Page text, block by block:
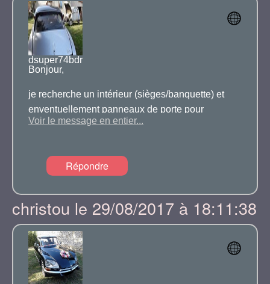
dsuper74bdr
Bonjour,
je recherche un intérieur (sièges/banquette) et
enventuellement panneaux de porte pour
DSUPER de 74 couleur caramel en région Rhône
merci d'avance
Voir le message en entier...
Répondre
christou le 29/08/2017 à 18:11:38